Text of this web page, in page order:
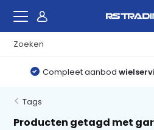
Compleet aanbod
Tags
Producten getagd met